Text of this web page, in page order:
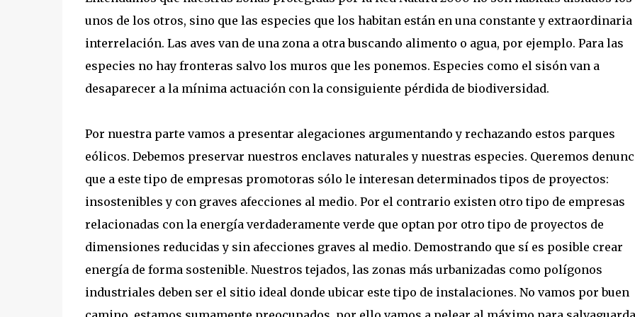
unos de los otros, sino que las especies que los habitan están en una constante y extraordinaria
interrelación. Las aves van de una zona a otra buscando alimento o agua, por ejemplo. Para las
especies no hay fronteras salvo los muros que les ponemos. Especies como el sisón van a
desaparecer a la mínima actuación con la consiguiente pérdida de biodiversidad.
Por nuestra parte vamos a presentar alegaciones argumentando y rechazando estos parques
eólicos. Debemos preservar nuestros enclaves naturales y nuestras especies. Queremos
que a este tipo de empresas promotoras sólo le interesan determinados tipos de proyectos:
insostenibles y con graves afecciones al medio. Por el contrario existen otro tipo de empresas
relacionadas con la energía verdaderamente verde que optan por otro tipo de proyectos de
dimensiones reducidas y sin afecciones graves al medio. Demostrando que sí es posible crear
energía de forma sostenible. Nuestros tejados, las zonas más urbanizadas como polígonos
industriales deben ser el sitio ideal donde ubicar este tipo de instalaciones. No vamos por buen